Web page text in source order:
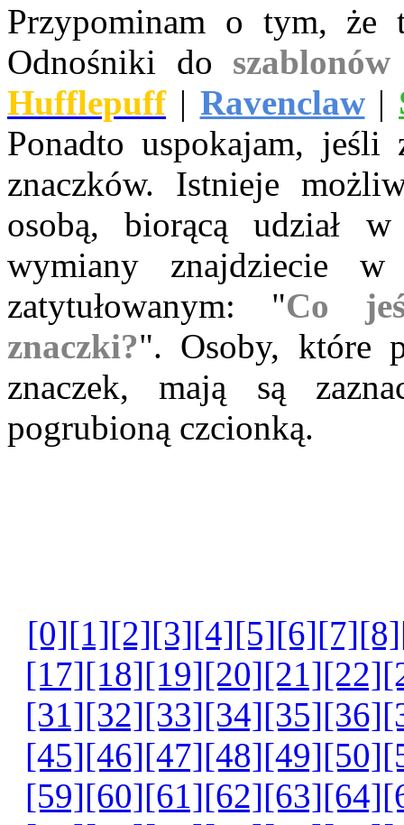
Przypominam o tym, że
Odnośniki do szablonów
Hufflepuff| Ravenclaw|
Ponadto uspokajam,
znaczków. Istnieje
osobą, biorącą udział w
wymiany znajdziecie
zatytułowanym: "Co
znaczki?". Osoby, które
znaczek, mają są
pogrubioną czcionką.
[0][1][2][3][4][5][6][7][8]
[17][18][19][20][21][22]
[31][32][33][34][35][36]
[45][46][47][48][49][50]
[59][60][61][62][63][64]